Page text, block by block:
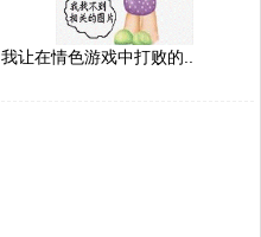
我让在情色游戏中打败的..